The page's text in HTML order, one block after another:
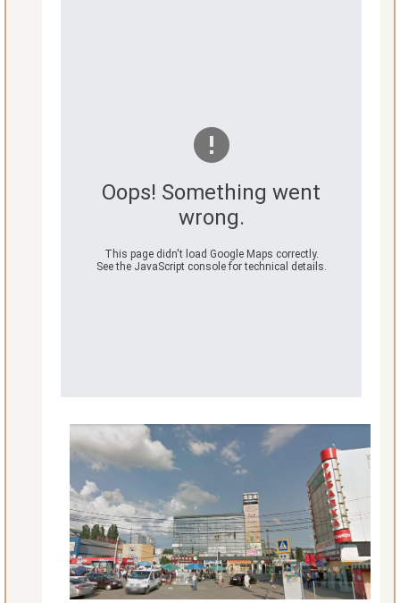
Oops! Something went
wrong.
This page didn't load Google Maps correctly.
See the JavaScript console for technical details.